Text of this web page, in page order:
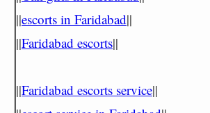
||escorts in Faridabad||
||Faridabad escorts||
||Faridabad escorts service||